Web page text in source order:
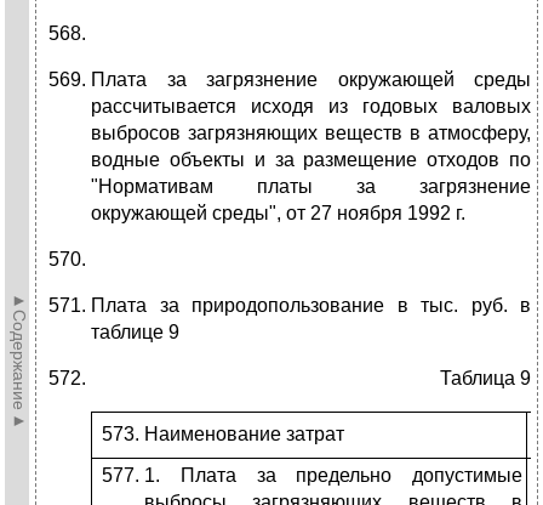
►Содержание►
Плата за загрязнение окружающей среды
рассчитывается исходя из годовых валовых
выбросов загрязняющих веществ в атмосферу,
водные объекты и за размещение отходов по
"Нормативам платы за загрязнение
окружающей среды", от 27 ноября 1992 г.
Плата за природопользование в тыс. руб. в
таблице 9
Таблица 9
Наименование затрат
1. Плата за предельно допустимые